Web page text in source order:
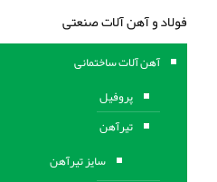
فولاد و آهن آلات صنعتی
آهن آلات ساختمانی
پروفیل
تیرآهن
سایز تیرآهن